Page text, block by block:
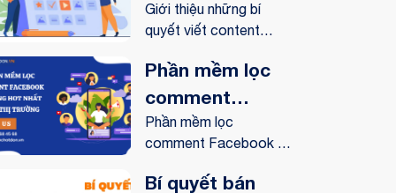
hàng online trên
Facebook
Giới thiệu những bí
quyết viết content
Phần mềm lọc
comment
Facebook tự
động hot nhất
trên thị trường
Phần mềm lọc
comment Facebook tự
Bí quyết bán